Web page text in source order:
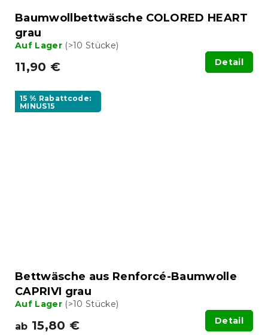
Baumwollbettwäsche COLORED HEART
grau
Auf Lager (>10 Stücke)
11,90 € Detail
15 % Rabattcode:
MINUS15
Bettwäsche aus Renforcé-Baumwolle
CAPRIVI grau
Auf Lager (>10 Stücke)
ab 15,80 € Detail